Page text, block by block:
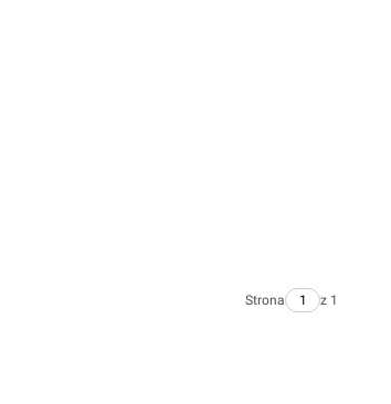
Strona z 1